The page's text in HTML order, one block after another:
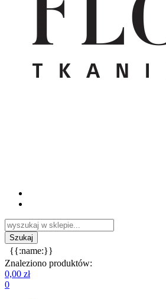
{{:name:}}
Znaleziono produktów:
0,00 zł
0